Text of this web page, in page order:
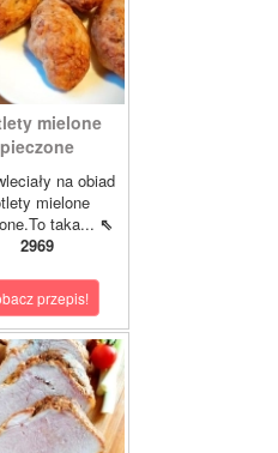
mielone
pieczone
na obiad
mielone
taka... ⇖
2969
przepis!